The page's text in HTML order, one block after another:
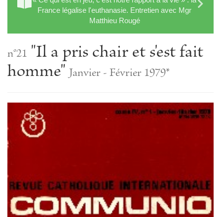
France légalise l'euthanasie. Entretien avec Mgr
Matthieu Rougé
n°21 "Il a pris chair et s'est fait
homme"Janvier - Février 1979*